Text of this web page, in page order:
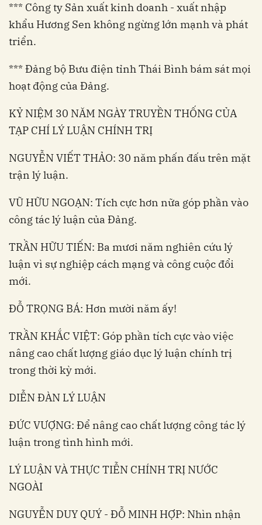
*** Công ty Sản xuất kinh doanh - xuất nhập
khẩu Hương Sen không ngừng lớn mạnh và phát
triển.
*** Đảng bộ Bưu điện tỉnh Thái Bình bám sát mọi
hoạt động của Đảng.
KỶ NIỆM 30 NĂM NGÀY TRUYỀN THỐNG CỦA
TẠP CHÍ LÝ LUẬN CHÍNH TRỊ
NGUYỄN VIẾT THẢO: 30 năm phấn đấu trên mặt
trận lý luận.
VŨ HỮU NGOẠN: Tích cực hơn nữa góp phần vào
công tác lý luận của Đảng.
TRẦN HỮU TIẾN: Ba mươi năm nghiên cứu lý
luận vì sự nghiệp cách mạng và công cuộc đổi
mới.
ĐỖ TRỌNG BÁ: Hơn mười năm ấy!
TRẦN KHẮC VIỆT: Góp phần tích cực vào việc
nâng cao chất lượng giáo dục lý luận chính trị
trong thời kỳ mới.
DIỄN ĐÀN LÝ LUẬN
ĐỨC VƯỢNG: Để nâng cao chất lượng công tác lý
luận trong tình hình mới.
LÝ LUẬN VÀ THỰC TIỄN CHÍNH TRỊ NƯỚC
NGOÀI
NGUYỄN DUY QUÝ - ĐỖ MINH HỢP: Nhìn nhận